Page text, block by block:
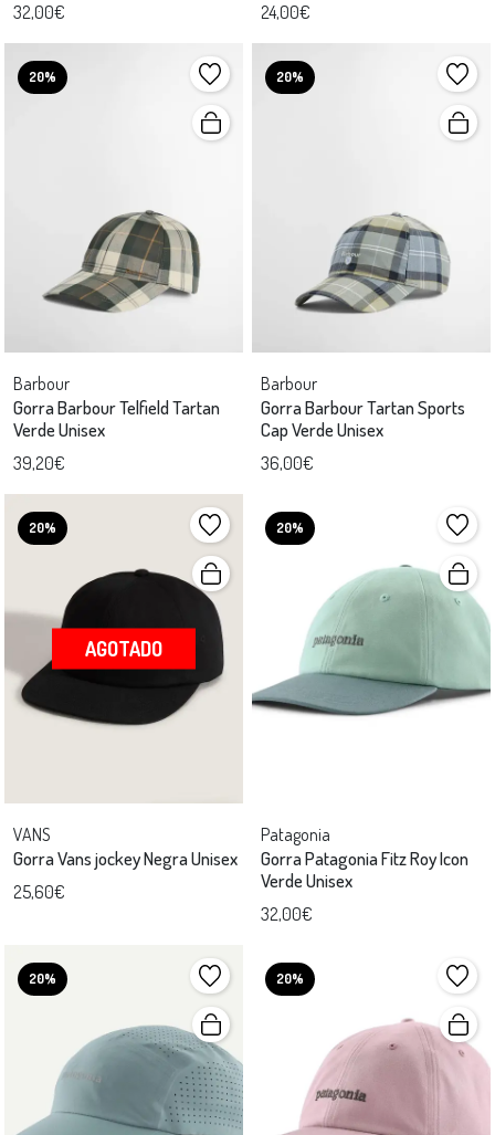
32,00€ 24,00€
20%
Barbour
Gorra Barbour Telfield Tartan
Verde Unisex
39,20€
20%
Barbour
Gorra Barbour Tartan Sports
Cap Verde Unisex
36,00€
20%
AGOTADO
VANS
Gorra Vans jockey Negra Unisex
25,60€
20%
Patagonia
Gorra Patagonia Fitz Roy Icon
Verde Unisex
32,00€
20% 20%